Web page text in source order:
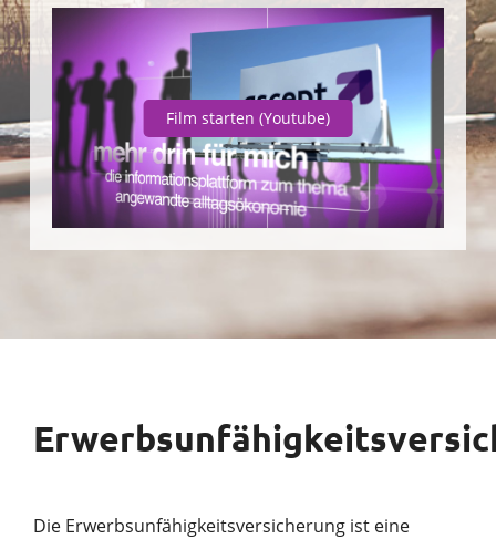
SparpotenzialCheck Vortrag
Film starten (Youtube)
Die Erwerbsunfähigkeitsversicherung ist eine